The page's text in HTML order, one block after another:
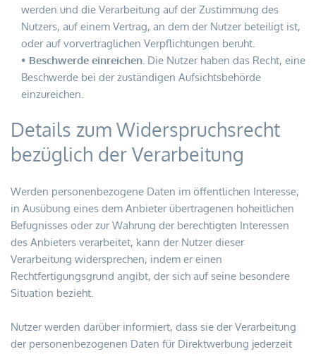
werden und die Verarbeitung auf der Zustimmung des
Nutzers, auf einem Vertrag, an dem der Nutzer beteiligt ist,
oder auf vorvertraglichen Verpflichtungen beruht.
Beschwerde einreichen. Die Nutzer haben das Recht, eine
Beschwerde bei der zuständigen Aufsichtsbehörde
einzureichen.
Details zum Widerspruchsrecht
bezüglich der Verarbeitung
Werden personenbezogene Daten im öffentlichen Interesse,
in Ausübung eines dem Anbieter übertragenen hoheitlichen
Befugnisses oder zur Wahrung der berechtigten Interessen
des Anbieters verarbeitet, kann der Nutzer dieser
Verarbeitung widersprechen, indem er einen
Rechtfertigungsgrund angibt, der sich auf seine besondere
Situation bezieht.
Nutzer werden darüber informiert, dass sie der Verarbeitung
der personenbezogenen Daten für Direktwerbung jederzeit